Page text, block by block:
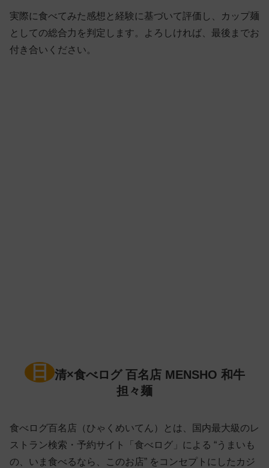
実際に食べてみた感想と経験に基づいて評価し、カップ麺
としての総合力を判定します。よろしければ、最後までお
付き合いください。
日
清×食べログ 百名店 MENSHO 和牛
担々麺
食べログ百名店（ひゃくめいてん）とは、国内最大級のレ
ストラン検索・予約サイト「食べログ」による “うまいも
の、いま食べるなら、このお店” をコンセプトにしたカジ